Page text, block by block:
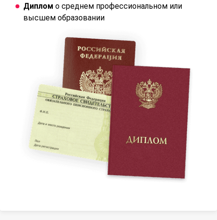
Диплом о среднем профессиональном или
высшем образовании